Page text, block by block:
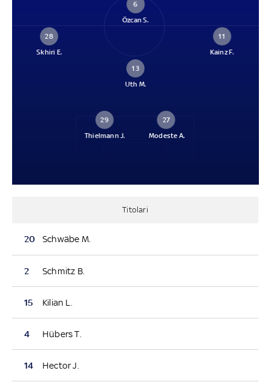
6
Özcan S.
28
Skhiri E.
11
Kainz F.
13
Uth M.
29
Thielmann J.
27
Modeste A.
Titolari
20 Schwäbe M.
2 Schmitz B.
15 Kilian L.
4 Hübers T.
14 Hector J.